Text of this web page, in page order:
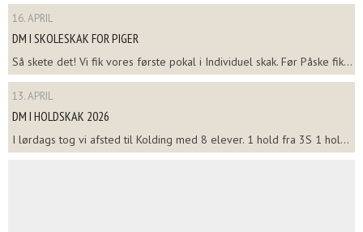
16. APRIL
DM I SKOLESKAK FOR PIGER
Så skete det! Vi fik vores første pokal i Individuel skak. Før Påske fik...
13. APRIL
DM I HOLDSKAK 2026
I lørdags tog vi afsted til Kolding med 8 elever. 1 hold fra 3S 1 hol...